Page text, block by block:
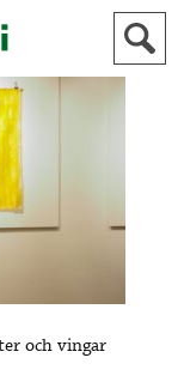
och vingar